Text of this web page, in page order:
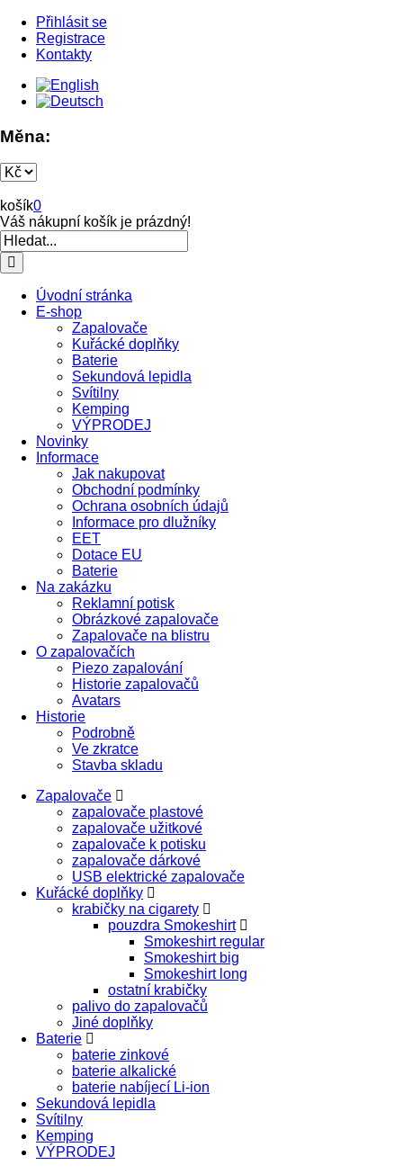
Přihlásit se
Registrace
Kontakty
Měna:
košík0
Váš nákupní košík je prázdný!
Úvodní stránka
E-shop
Zapalovače
Kuřácké doplňky
Baterie
Sekundová lepidla
Svítilny
Kemping
VÝPRODEJ
Novinky
Informace
Jak nakupovat
Obchodní podmínky
Ochrana osobních údajů
Informace pro dlužníky
EET
Dotace EU
Baterie
Na zakázku
Reklamní potisk
Obrázkové zapalovače
Zapalovače na blistru
O zapalovačích
Piezo zapalování
Historie zapalovačů
Avatars
Historie
Podrobně
Ve zkratce
Stavba skladu
Zapalovače
zapalovače plastové
zapalovače užitkové
zapalovače k potisku
zapalovače dárkové
USB elektrické zapalovače
Kuřácké doplňky
krabičky na cigarety
pouzdra Smokeshirt
Smokeshirt regular
Smokeshirt big
Smokeshirt long
ostatní krabičky
palivo do zapalovačů
Jiné doplňky
Baterie
baterie zinkové
baterie alkalické
baterie nabíjecí Li-ion
Sekundová lepidla
Svítilny
Kemping
VÝPRODEJ